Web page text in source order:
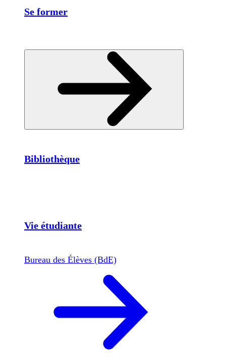
Se former
Bibliothèque
Vie étudiante
Bureau des Élèves (BdE)